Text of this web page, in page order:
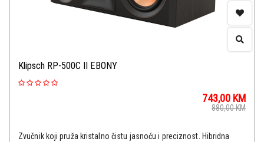
Klipsch RP-500C II EBONY
743,00 KM
880,00KM
Zvučnik koji pruža kristalno čistu jasnoću i preciznost. Hibridna